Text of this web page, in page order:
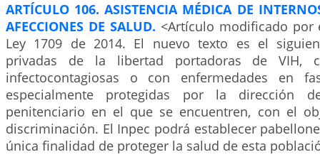
ARTÍCULO 106. ASISTENCIA MÉDICA DE
AFECCIONES DE SALUD. <Artículo modificado
Ley 1709 de 2014. El nuevo texto es el
privadas de la libertad portadoras de VIH,
infectocontagiosas o con enfermedades en
especialmente protegidas por la dirección
penitenciario en el que se encuentren, con el
discriminación. El Inpec podrá establecer
única finalidad de proteger la salud de esta